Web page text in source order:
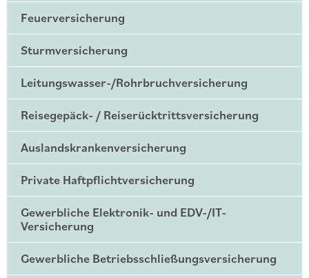
Feuerversicherung
Sturmversicherung
Leitungswasser-/Rohrbruchversicherung
Reisegepäck- / Reiserücktrittsversicherung
Auslandskrankenversicherung
Private Haftpflichtversicherung
Gewerbliche Elektronik- und EDV-/IT-
Versicherung
Gewerbliche Betriebsschließungsversicherung